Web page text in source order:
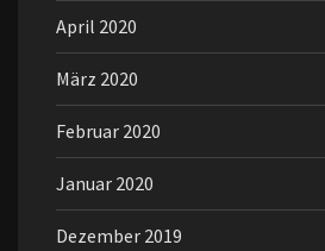
April 2020
März 2020
Februar 2020
Januar 2020
Dezember 2019